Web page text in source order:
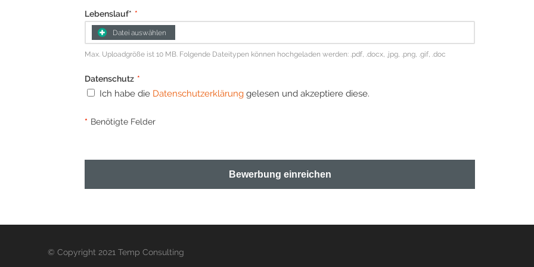
Lebenslauf* *
Datei auswählen
Max. Uploadgröße ist 10 MB. Folgende Dateitypen können hochgeladen werden: .pdf, .docx, .jpg, .png, .gif, .doc
Datenschutz *
Ich habe die Datenschutzerklärung gelesen und akzeptiere diese.
* Benötigte Felder
Bewerbung einreichen
© Copyright 2021 Temp Consulting